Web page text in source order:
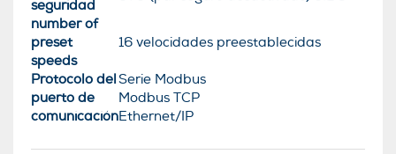
seguridad
number of
preset
speeds
16 velocidades preestablecidas
Protocolo del
puerto de
comunicación
Serie Modbus
Modbus TCP
Ethernet/IP